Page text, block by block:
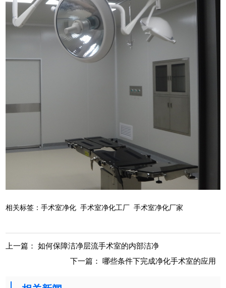
相关标签： 手术室净化 手术室净化工厂 手术室净化厂家
上一篇： 如何保障洁净层流手术室的内部洁净
下一篇： 哪些条件下完成净化手术室的应用